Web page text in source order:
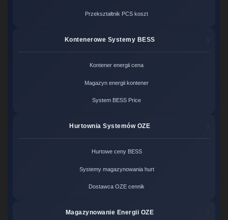
Przekształtnik PCS koszt
Kontenerowe Systemy BESS
Kontener energii cena
Magazyn energii kontener
System BESS Price
Hurtownia Systemów OZE
Hurtowe ceny BESS
Systemy magazynowania hurt
Dostawca OZE cennik
Magazynowanie Energii OZE